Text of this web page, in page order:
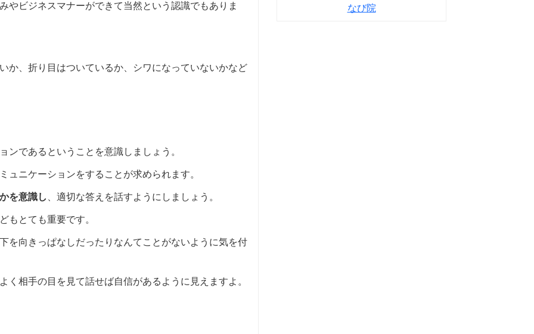
やビジネスマナーができて当然という認識でもありま
か、折り目はついているか、シワになっていないかなど
ンであるということを意識しましょう。
ュニケーションをすることが求められます。
を意識し 、適切な答えを話すようにしましょう。
もとても重要です。
を向きっぱなしだったりなんてことがないように気を付
く相手の目を見て話せば自信があるように見えますよ。
なび院